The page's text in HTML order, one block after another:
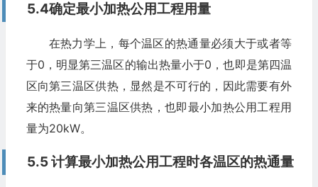
5.4确定最小加热公用工程用量
在热力学上，每个温区的热通量必须大于或者等
于0，明显第三温区的输出热量小于0，也即是第四温
区向第三温区供热，显然是不可行的，因此需要有外
来的热量向第三温区供热，也即最小加热公用工程用
量为20kW。
5.5 计算最小加热公用工程时各温区的热通量